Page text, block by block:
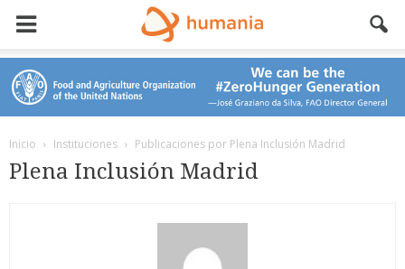
Inicio Instituciones Publicaciones por Plena Inclusión Madrid
Plena Inclusión Madrid